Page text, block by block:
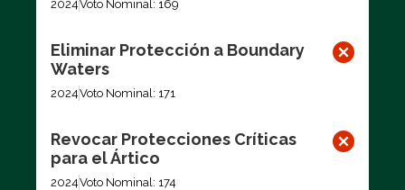
2024Voto Nominal: 169
Eliminar Protección a Boundary
Waters
2024Voto Nominal: 171
Revocar Protecciones Críticas
para el Ártico
2024Voto Nominal: 174